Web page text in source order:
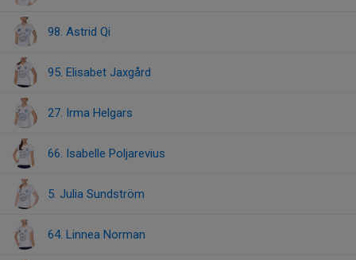
98. Astrid Qi
95. Elisabet Jaxgård
27. Irma Helgars
66. Isabelle Poljarevius
5. Julia Sundström
64. Linnea Norman